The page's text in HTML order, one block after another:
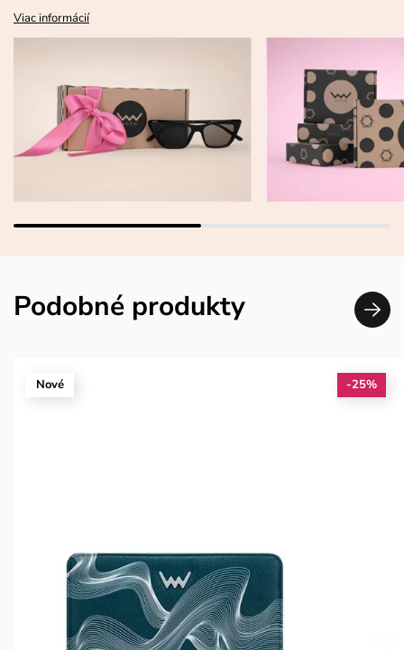
Viac informácií
Podobné produkty
Nové -25%